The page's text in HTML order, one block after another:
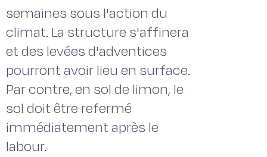
semaines sous l'action du
climat. La structure s'affinera
et des levées d'adventices
pourront avoir lieu en surface.
Par contre, en sol de limon, le
sol doit être refermé
immédiatement après le
labour.